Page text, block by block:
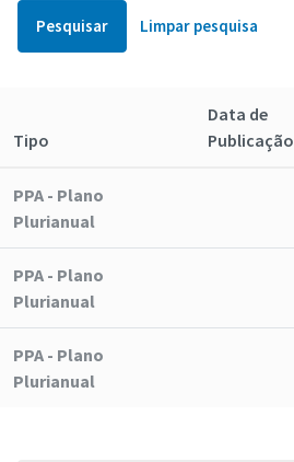
Pesquisar Limpar pesquisa
Tipo
Data de
Publicação
PPA - Plano
Plurianual
PPA - Plano
Plurianual
PPA - Plano
Plurianual